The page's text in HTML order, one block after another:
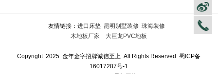
友情链接：进口床垫 昆明别墅装修 珠海装修
木地板厂家
大巨龙PVC地板
Copyright 2025 金年金字招牌诚信至上 All Rights Reserved蜀ICP备
16017287号-1